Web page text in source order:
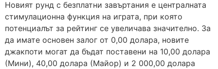
Новият рунд с безплатни завъртания е централната
стимулационна функция на играта, при която
потенциалът за рейтинг се увеличава значително. За
да имате основен залог от 0,00 долара, новите
джакпоти могат да бъдат поставени на 10,00 долара
(Мини), 40,00 долара (Майор) и 2 000,00 долара